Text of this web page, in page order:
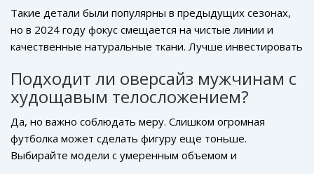
Такие детали были популярны в предыдущих сезонах,
но в 2024 году фокус смещается на чистые линии и
качественные натуральные ткани. Лучше инвестировать
несколько лет, чем следовать быстропроходящим
трендам на декор.
Подходит ли оверсайз мужчинам с
худощавым телосложением?
Да, но важно соблюдать меру. Слишком огромная
футболка может сделать фигуру еще тоньше.
Выбирайте модели с умеренным объемом и